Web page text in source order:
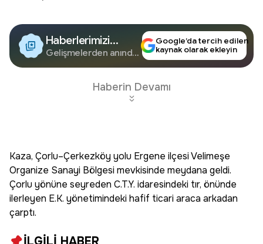
Haberlerimizi
Google'da Takip
Edin
Gelişmelerden anında
Google’da tercih edilen
kaynak olarak ekleyin
Haberin Devamı
Kaza, Çorlu–Çerkezköy yolu Ergene ilçesi Velimeşe
Organize Sanayi Bölgesi mevkisinde meydana geldi.
Çorlu yönüne seyreden C.T.Y. idaresindeki tır, önünde
ilerleyen E.K. yönetimindeki hafif ticari araca arkadan
çarptı.
İLGİLİ HABER